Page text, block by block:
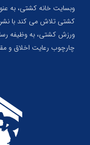
وبسایت خانه کشتی، به
کشتی تلاش می کند با نشر
ورزش کشتی، به وظیفه
چارچوب رعایت اخلاق و